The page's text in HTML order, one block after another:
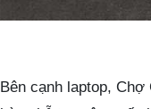
Bên cạnh laptop,